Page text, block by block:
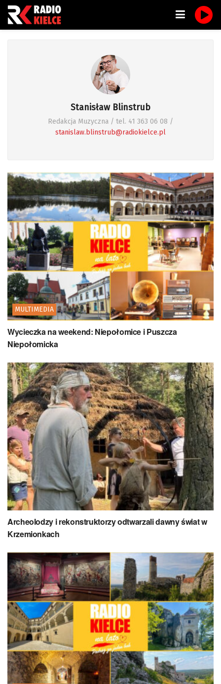
Stanisław Blinstrub
Redakcja Muzyczna / tel. 41 363 06 08 /
stanislaw.blinstrub@radiokielce.pl
MULTIMEDIA
Wycieczka na weekend: Niepołomice i Puszcza
Niepołomicka
Archeolodzy i rekonstruktorzy odtwarzali dawny świat w
Krzemionkach